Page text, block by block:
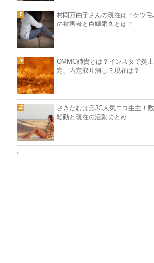
村岡万由子さんの現在は？ケツ
の被害者と白鯛素久とは？
OMMC姉貴とは？インスタで炎
定、内定取り消し？現在は？
さきたむは元JC人気ニコ生主！
騒動と現在の活動まとめ
"